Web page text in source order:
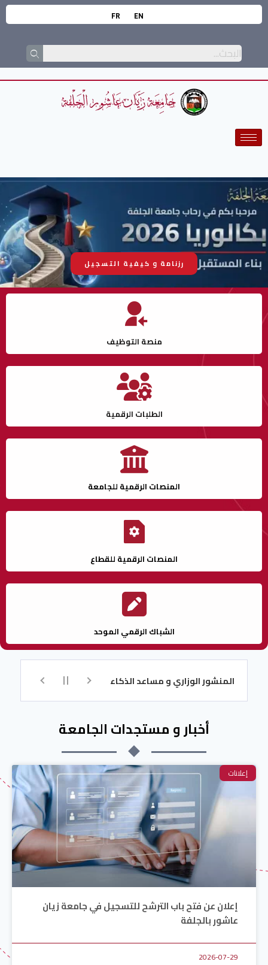
EN
FR
رزنامة و كيفية التسجيل
منصة التوظيف
الطلبات الرقمية
المنصات الرقمية للجامعة
المنصات الرقمية للقطاع
الشباك الرقمي الموحد
المنشور الوزاري و مساعد الذكاء الاصطناعي للتسجيل تكوين
أخبار و مستجدات الجامعة
إعلانات
إعلان عن فتح باب الترشح للتسجيل في جامعة زيان
عاشور بالجلفة
2026-07-29